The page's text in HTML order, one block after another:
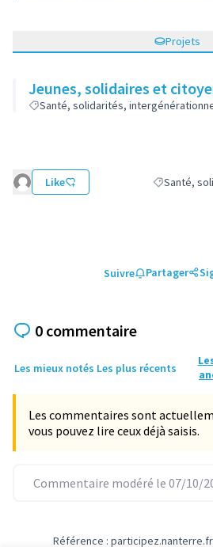
Projets
Jeunes, solidaires et
Santé, solidarités,
Like Filtrer les
Santé,
Suivre Partager
0 commentaire
Les mieux notés Les plus récents
Les commentaires sont
vous pouvez lire ceux déjà saisis.
Commentaire modéré le 07/10/
Référence :